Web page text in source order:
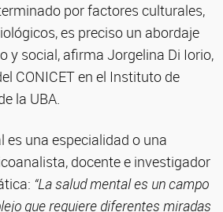
por factores culturales,
es preciso un abordaje
y social, afirma Jorgelina Di Iorio,
CONICET en el Instituto de
la UBA.
es una especialidad o una
docente e investigador
“La salud mental es un campo
que requiere diferentes miradas